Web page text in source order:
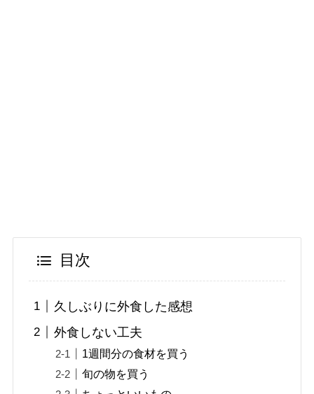
目次
久しぶりに外食した感想
外食しない工夫
1週間分の食材を買う
旬の物を買う